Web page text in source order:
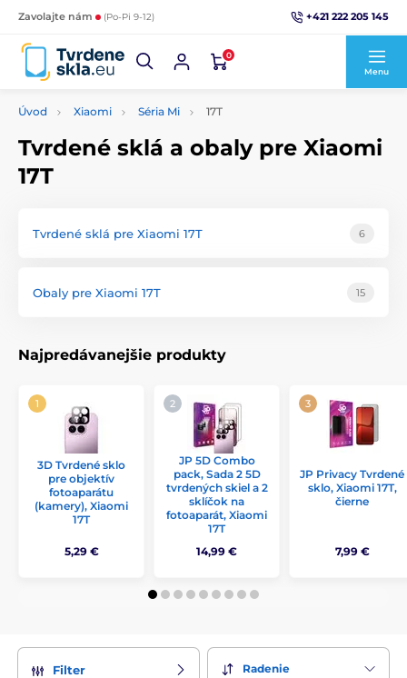
Zavolajte nám (Po-Pi 9-12) +421 222 205 145
0
Menu
Úvod Xiaomi Séria Mi 17T
Tvrdené sklá a obaly pre Xiaomi
17T
Tvrdené sklá pre Xiaomi 17T 6
Obaly pre Xiaomi 17T 15
Najpredávanejšie produkty
3D Tvrdené sklo
pre objektív
fotoaparátu
(kamery), Xiaomi
17T
5,29 €
JP 5D Combo
pack, Sada 2 5D
tvrdených skiel a 2
sklíčok na
fotoaparát, Xiaomi
17T
14,99 €
JP Privacy Tvrdené
sklo, Xiaomi 17T,
čierne
7,99 €
Filter Radenie